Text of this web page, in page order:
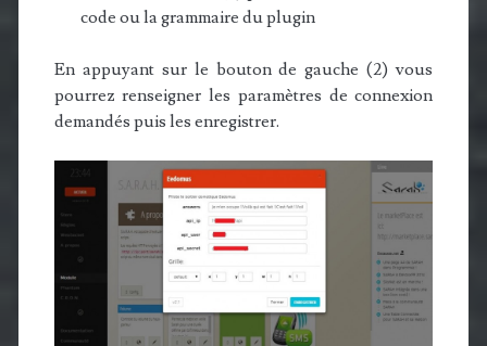
code ou la grammaire du plugin
En appuyant sur le bouton de gauche (2) vous
pourrez renseigner les paramètres de connexion
demandés puis les enregistrer.